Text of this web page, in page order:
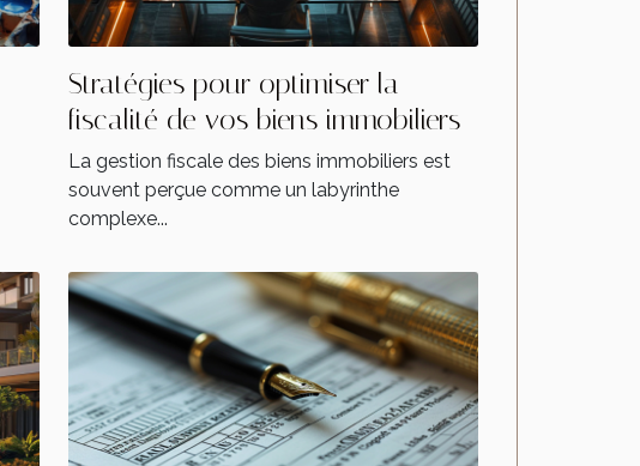
Stratégies pour optimiser la
fiscalité de vos biens immobiliers
La gestion fiscale des biens immobiliers est
souvent perçue comme un labyrinthe
complexe...